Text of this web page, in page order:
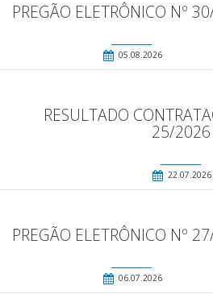
PREGÃO ELETRÔNICO Nº
05.08.2026
RESULTADO
25/2026
22.07.2026
PREGÃO ELETRÔNICO Nº
06.07.2026